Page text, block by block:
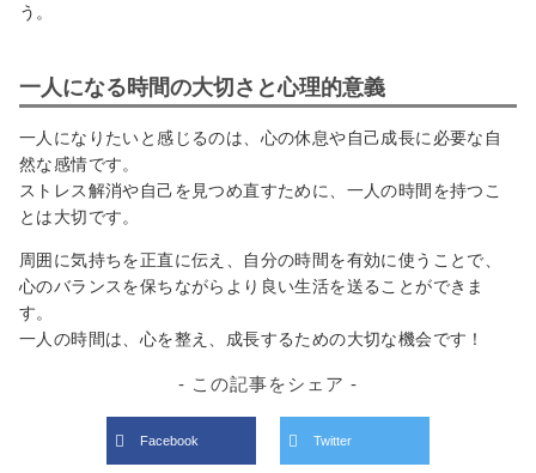
う。
一人になる時間の大切さと心理的意義
一人になりたいと感じるのは、心の休息や自己成長に必要な自
然な感情です。
ストレス解消や自己を見つめ直すために、一人の時間を持つこ
とは大切です。
周囲に気持ちを正直に伝え、自分の時間を有効に使うことで、
心のバランスを保ちながらより良い生活を送ることができま
す。
一人の時間は、心を整え、成長するための大切な機会です！
- この記事をシェア -
Facebook Twitter